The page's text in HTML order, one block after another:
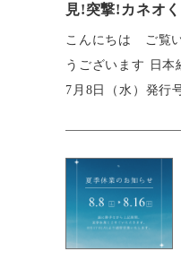
見!突撃!カネオ
こんにちは ご覧
うございます 日
7月8日（水）発行